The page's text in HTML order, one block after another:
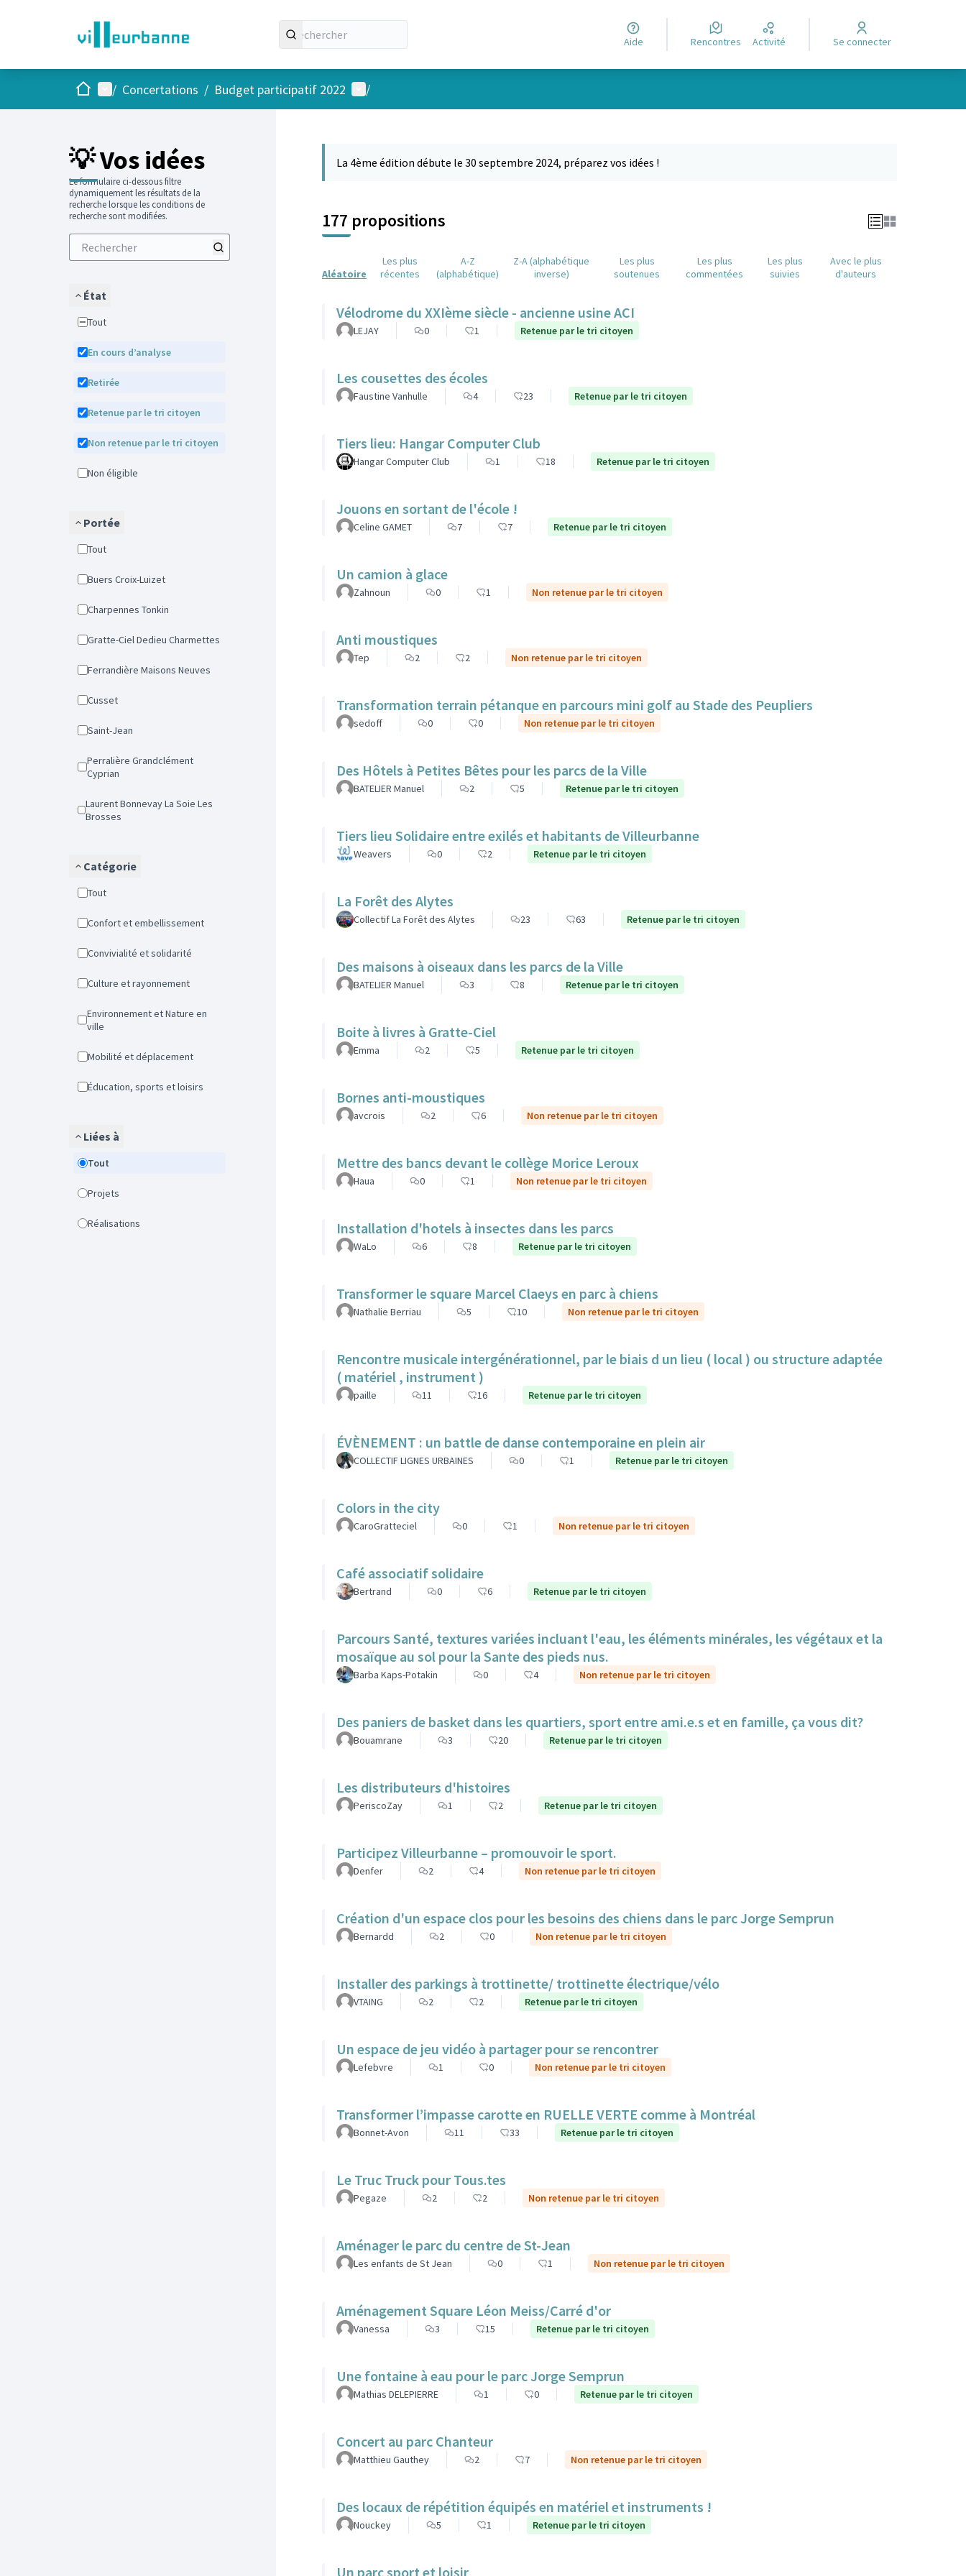
Aide Rencontres Activité Se connecter
AccueilMenu principal
/ Concertations / Budget participatif 2022 Menu utilisateur
/
💡 Vos idées
Le formulaire ci-dessous filtre
dynamiquement les résultats de la
recherche lorsque les conditions de
recherche sont modifiées.
État
Tout
En cours d’analyse
Retirée
Retenue par le tri citoyen
Non retenue par le tri citoyen
Non éligible
Portée
Tout
Buers Croix-Luizet
Charpennes Tonkin
Gratte-Ciel Dedieu Charmettes
Ferrandière Maisons Neuves
Cusset
Saint-Jean
Perralière Grandclément
Cyprian
Laurent Bonnevay La Soie Les
Brosses
Catégorie
Tout
Confort et embellissement
Convivialité et solidarité
Culture et rayonnement
Environnement et Nature en
ville
Mobilité et déplacement
Éducation, sports et loisirs
Liées à
Tout
Projets
Réalisations
La 4ème édition débute le 30 septembre 2024, préparez vos idées !
177 propositions
Aléatoire
Les plus
récentes
A-Z
(alphabétique)
Z-A (alphabétique
inverse)
Les plus
soutenues
Les plus
commentées
Les plus
suivies
Avec le plus
d'auteurs
Vélodrome du XXIème siècle - ancienne usine ACI
LEJAY 0 1 Retenue par le tri citoyen
Les cousettes des écoles
Faustine Vanhulle 4 23 Retenue par le tri citoyen
Tiers lieu: Hangar Computer Club
Hangar Computer Club 1 18 Retenue par le tri citoyen
Jouons en sortant de l'école !
Celine GAMET 7 7 Retenue par le tri citoyen
Un camion à glace
Zahnoun 0 1 Non retenue par le tri citoyen
Anti moustiques
Tep 2 2 Non retenue par le tri citoyen
Transformation terrain pétanque en parcours mini golf au Stade des Peupliers
sedoff 0 0 Non retenue par le tri citoyen
Des Hôtels à Petites Bêtes pour les parcs de la Ville
BATELIER Manuel 2 5 Retenue par le tri citoyen
Tiers lieu Solidaire entre exilés et habitants de Villeurbanne
Weavers 0 2 Retenue par le tri citoyen
La Forêt des Alytes
Collectif La Forêt des Alytes 23 63 Retenue par le tri citoyen
Des maisons à oiseaux dans les parcs de la Ville
BATELIER Manuel 3 8 Retenue par le tri citoyen
Boite à livres à Gratte-Ciel
Emma 2 5 Retenue par le tri citoyen
Bornes anti-moustiques
avcrois 2 6 Non retenue par le tri citoyen
Mettre des bancs devant le collège Morice Leroux
Haua 0 1 Non retenue par le tri citoyen
Installation d'hotels à insectes dans les parcs
WaLo 6 8 Retenue par le tri citoyen
Transformer le square Marcel Claeys en parc à chiens
Nathalie Berriau 5 10 Non retenue par le tri citoyen
Rencontre musicale intergénérationnel, par le biais d un lieu ( local ) ou structure adaptée
( matériel , instrument )
paille 11 16 Retenue par le tri citoyen
ÉVÈNEMENT : un battle de danse contemporaine en plein air
COLLECTIF LIGNES URBAINES 0 1 Retenue par le tri citoyen
Colors in the city
CaroGratteciel 0 1 Non retenue par le tri citoyen
Café associatif solidaire
Bertrand 0 6 Retenue par le tri citoyen
Parcours Santé, textures variées incluant l'eau, les éléments minérales, les végétaux et la
mosaïque au sol pour la Sante des pieds nus.
Barba Kaps-Potakin 0 4 Non retenue par le tri citoyen
Des paniers de basket dans les quartiers, sport entre ami.e.s et en famille, ça vous dit?
Bouamrane 3 20 Retenue par le tri citoyen
Les distributeurs d'histoires
PeriscoZay 1 2 Retenue par le tri citoyen
Participez Villeurbanne – promouvoir le sport.
Denfer 2 4 Non retenue par le tri citoyen
Création d'un espace clos pour les besoins des chiens dans le parc Jorge Semprun
Bernardd 2 0 Non retenue par le tri citoyen
Installer des parkings à trottinette/ trottinette électrique/vélo
VTAING 2 2 Retenue par le tri citoyen
Un espace de jeu vidéo à partager pour se rencontrer
Lefebvre 1 0 Non retenue par le tri citoyen
Transformer l’impasse carotte en RUELLE VERTE comme à Montréal
Bonnet-Avon 11 33 Retenue par le tri citoyen
Le Truc Truck pour Tous.tes
Pegaze 2 2 Non retenue par le tri citoyen
Aménager le parc du centre de St-Jean
Les enfants de St Jean 0 1 Non retenue par le tri citoyen
Aménagement Square Léon Meiss/Carré d'or
Vanessa 3 15 Retenue par le tri citoyen
Une fontaine à eau pour le parc Jorge Semprun
Mathias DELEPIERRE 1 0 Retenue par le tri citoyen
Concert au parc Chanteur
Matthieu Gauthey 2 7 Non retenue par le tri citoyen
Des locaux de répétition équipés en matériel et instruments !
Nouckey 5 1 Retenue par le tri citoyen
Un parc sport et loisir